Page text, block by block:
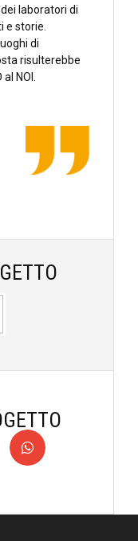
laboratori di
storie.
di
risulterebbe
NOI.